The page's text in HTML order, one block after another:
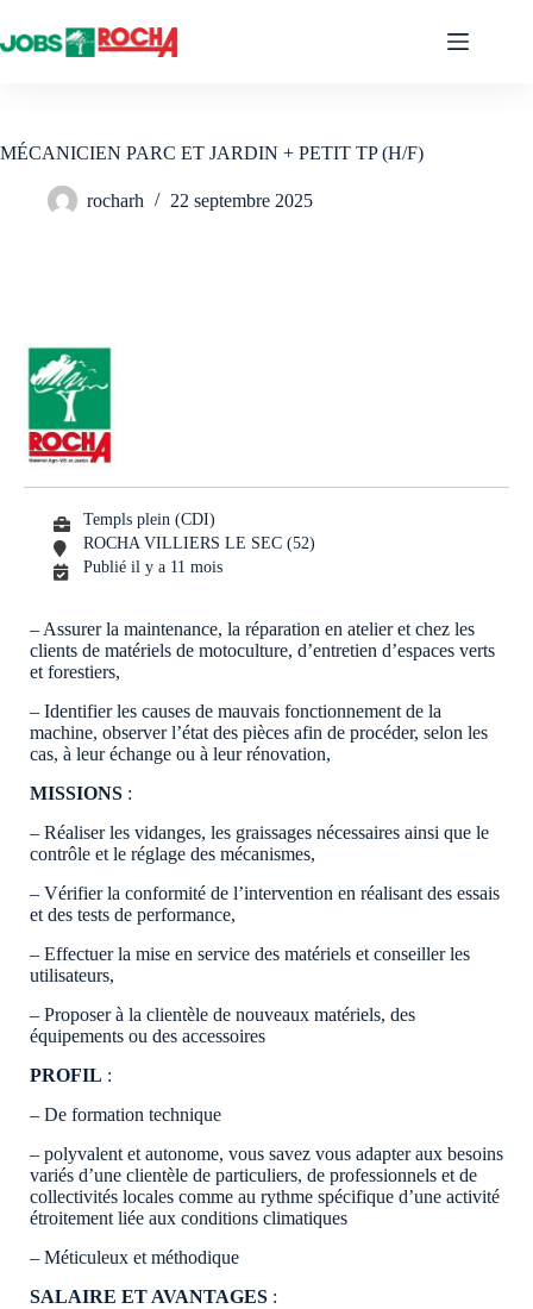
au
contenu
MÉCANICIEN PARC ET JARDIN + PETIT TP (H/F)
rocharh 22 septembre 2025
Templs plein (CDI)
ROCHA VILLIERS LE SEC (52)
Publié il y a 11 mois
– Assurer la maintenance, la réparation en atelier et chez les
clients de matériels de motoculture, d’entretien d’espaces verts
et forestiers,
– Identifier les causes de mauvais fonctionnement de la
machine, observer l’état des pièces afin de procéder, selon les
cas, à leur échange ou à leur rénovation,
MISSIONS :
– Réaliser les vidanges, les graissages nécessaires ainsi que le
contrôle et le réglage des mécanismes,
– Vérifier la conformité de l’intervention en réalisant des essais
et des tests de performance,
– Effectuer la mise en service des matériels et conseiller les
utilisateurs,
– Proposer à la clientèle de nouveaux matériels, des
équipements ou des accessoires
PROFIL :
– De formation technique
– polyvalent et autonome, vous savez vous adapter aux besoins
variés d’une clientèle de particuliers, de professionnels et de
collectivités locales comme au rythme spécifique d’une activité
étroitement liée aux conditions climatiques
– Méticuleux et méthodique
SALAIRE ET AVANTAGES :